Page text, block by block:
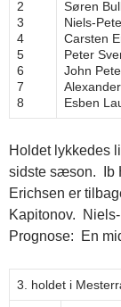
2
3
4
5
6
7
8
Søren
Niels-
Carsten
Peter
John
Esben
Holdet lykkedes
sidste sæson. Ib
Erichsen er
Kapitonov.
Prognose: En
3. holdet i